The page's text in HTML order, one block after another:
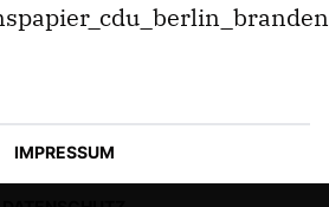
IMPRESSUM